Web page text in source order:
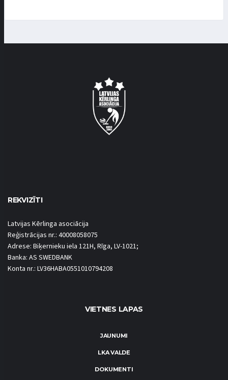
REKVIZĪTI
Latvijas Kērlinga asociācija
Reģistrācijas nr.: 40008058075
Adrese: Biķernieku iela 121H, Rīga, LV-1021;
Banka: AS SWEDBANK
Konta nr.: LV36HABA0551010794208
VIETNES LAPAS
JAUNUMI
LKA VALDE
DOKUMENTI